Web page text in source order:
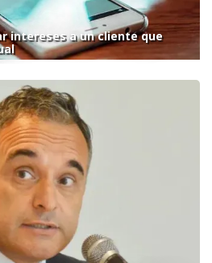
intereses a un cliente que